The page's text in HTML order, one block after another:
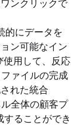
ンクリックで
的にデータを
ン可能なイン
用して、反応
ァイルの完成
れた統合
全体の顧客プ
ることができ